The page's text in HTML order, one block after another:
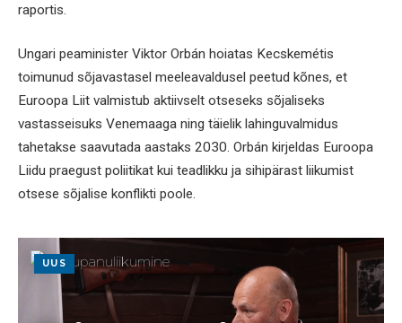
raportis.
Ungari peaminister Viktor Orbán hoiatas Kecskemétis
toimunud sõjavastasel meeleavaldusel peetud kõnes, et
Euroopa Liit valmistub aktiivselt otseseks sõjaliseks
vastasseisuks Venemaaga ning täielik lahinguvalmidus
tahetakse saavutada aastaks 2030. Orbán kirjeldas Euroopa
Liidu praegust poliitikat kui teadlikku ja sihipärast liikumist
otsese sõjalise konflikti poole.
UUS